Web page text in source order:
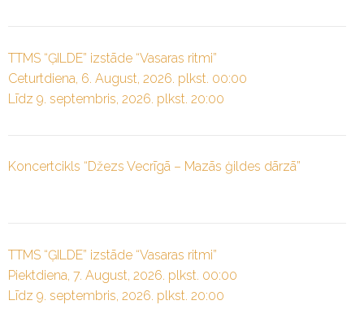
TTMS “ĢILDE” izstāde “Vasaras ritmi”
Ceturtdiena, 6. August, 2026. plkst. 00:00
Līdz 9. septembris, 2026. plkst. 20:00
Koncertcikls “Džezs Vecrīgā – Mazās ģildes dārzā”
TTMS “ĢILDE” izstāde “Vasaras ritmi”
Piektdiena, 7. August, 2026. plkst. 00:00
Līdz 9. septembris, 2026. plkst. 20:00